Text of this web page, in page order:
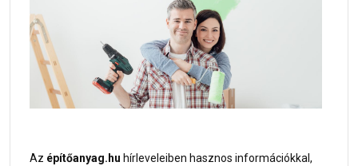
Az építőanyag.hu hírleveleiben hasznos információkkal,